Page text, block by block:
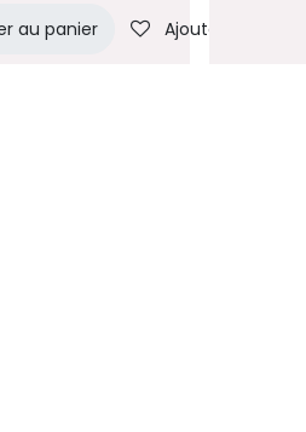
au panier Ajouter à la liste